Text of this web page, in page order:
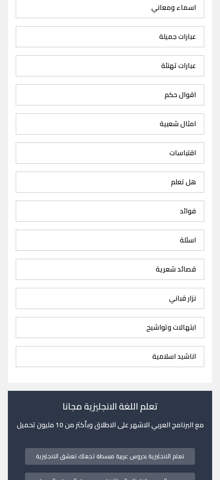
اسماء ومعاني
عبارات جميلة
عبارات تهنئة
اقوال حكم
امثال شعبية
اقتباسات
هل تعلم
فوائد
اسئلة
قصائد شعرية
نزار قباني
ابتهالات وتواشيح
اناشيد اسلامية
تعلم اللغة الانجليزية مجانا
مع البرنامج العربي الاشهر على الاطلاق وبأكثر من 10 مليون تحميل
تعلم الانجليزية بدروس عربية مبسطة تجعلك تعشق الانجليزية